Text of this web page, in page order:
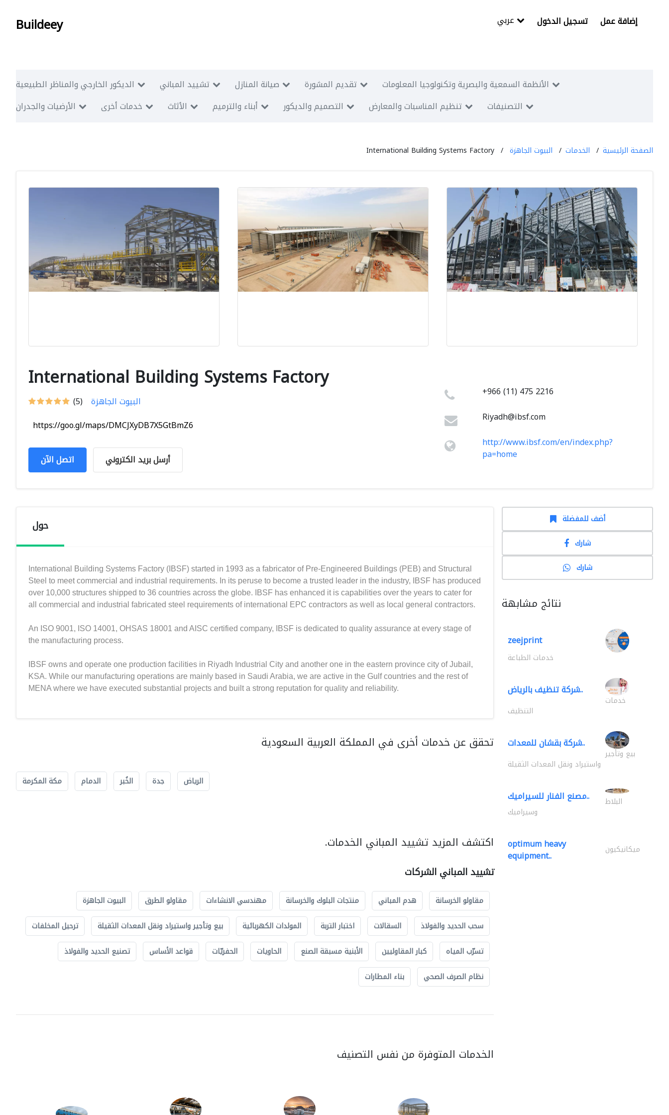
Buildeey تسجيل الدخول إضافة عمل
الديكور الخارجي والمناظر الطبيعية تشييد المباني صيانة المنازل تقديم المشورة
الأنظمة السمعية والبصرية وتكنولوجيا المعلومات
الأرضيات والجدران
خدمات أخرى الأثاث أبناء والترميم التصميم والديكور تنظيم المناسبات والمعارض التصنيفات
الصفحة الرئيسية الخدمات البيوت الجاهزة International Building Systems Factory
International Building Systems Factory
(5) البيوت الجاهزة
https://goo.gl/maps/DMCJXyDB7X5GtBmZ6
اتصل الآن أرسل بريد الكتروني
+966 (11) 475 2216
Riyadh@ibsf.com
http://www.ibsf.com/en/index.php?
pa=home
حول
International Building Systems Factory (IBSF) started in 1993 as a fabricator of Pre-Engineered Buildings (PEB) and Structural
Steel to meet commercial and industrial requirements. In its peruse to become a trusted leader in the industry, IBSF has produced
over 10,000 structures shipped to 36 countries across the globe. IBSF has enhanced it is capabilities over the years to cater for
all commercial and industrial fabricated steel requirements of international EPC contractors as well as local general contractors.
An ISO 9001, ISO 14001, OHSAS 18001 and AISC certified company, IBSF is dedicated to quality assurance at every stage of
the manufacturing process.
IBSF owns and operate one production facilities in Riyadh Industrial City and another one in the eastern province city of Jubail,
KSA. While our manufacturing operations are mainly based in Saudi Arabia, we are active in the Gulf countries and the rest of
MENA where we have executed substantial projects and built a strong reputation for quality and reliability.
تحقق عن خدمات أخرى في المملكة العربية السعودية
الرياض جدة الخُبر الدمام مكة المكرمة
اكتشف المزيد تشييد المباني الخدمات.
تشييد المباني الشركات
مقاولو الخرسانة هدم المباني منتجات البلوك والخرسانة مهندسي الانشاءات مقاولو الطرق
البيوت الجاهزة
سحب الحديد والفولاذ
السقالات اختبار التربة المولدات الكهربائية بيع وتأجير واستيراد ونقل المعدات الثقيلة
ترحيل المخلفات
تسرّب المياه
كبار المقاوليين الأبنية مسبقة الصنع الحاويات الحفريّات قواعد الأساس
تصنيع الحديد والفولاذ
نظام الصرف الصحي
بناء المطارات
الخدمات المتوفرة من نفس التصنيف
أضف للمفضلة
شارك
شارك
نتائج مشابهة
zeejprint
خدمات الطباعة
شركة تنظيف بالرياض..
خدمات
التنظيف
شركة بقشان للمعدات..
بيع وتأجير
واستيراد ونقل المعدات الثقيلة
مصنع الفنار للسيراميك.. البلاط
وسيراميك
optimum heavy
equipment.. ميكانيكيون